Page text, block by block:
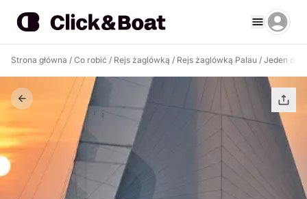
Strona główna / Co robić / Rejs żaglówką / Rejs żaglówką Palau / Jeden